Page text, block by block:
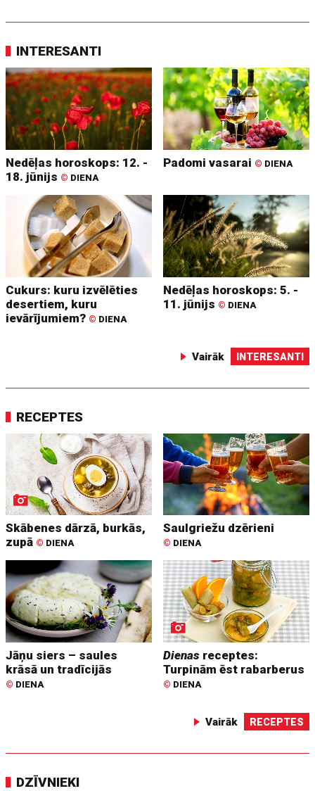
INTERESANTI
Nedēļas horoskops: 12. -
18. jūnijs © DIENA
Padomi vasarai © DIENA
Cukurs: kuru izvēlēties
desertiem, kuru
ievārījumiem? © DIENA
Nedēļas horoskops: 5. -
11. jūnijs © DIENA
Vairāk INTERESANTI
RECEPTES
Skābenes dārzā, burkās,
zupā © DIENA
Saulgriežu dzērieni
© DIENA
Jāņu siers – saules
krāsā un tradīcijās
© DIENA
Dienas receptes:
Turpinām ēst rabarberus
© DIENA
Vairāk RECEPTES
DZĪVNIEKI